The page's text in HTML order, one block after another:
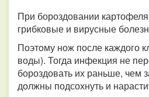
При бороздовании
грибковые и вирусные
Поэтому нож после каждого
воды). Тогда инфекция не
бороздовать их раньше, чем
должны подсохнуть и